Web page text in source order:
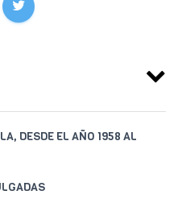
DESDE EL AÑO 1958 AL